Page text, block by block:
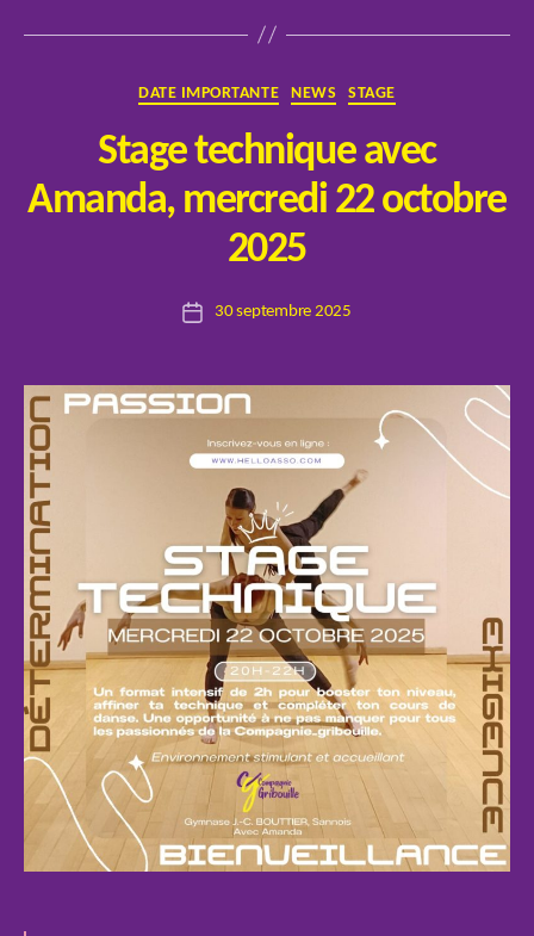
Catégories
DATE IMPORTANTE NEWS STAGE
Stage technique avec
Amanda, mercredi 22 octobre
2025
Auteur
E
Date30 septembre 2025